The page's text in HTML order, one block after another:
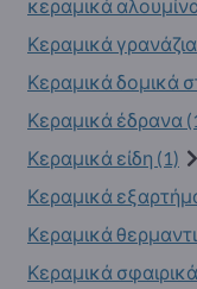
κεραμικά
Κεραμικά
Κεραμικά δομικά
Κεραμικά έδρανα
Κεραμικά είδη (1)
Κεραμικά
Κεραμικά
Κεραμικά